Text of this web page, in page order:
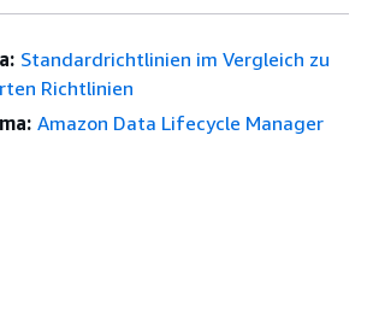
Standardrichtlinien im Vergleich zu
Richtlinien
Amazon Data Lifecycle Manager